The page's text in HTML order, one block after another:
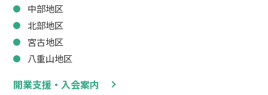
中部地区
北部地区
宮古地区
八重山地区
開業支援・入会案内